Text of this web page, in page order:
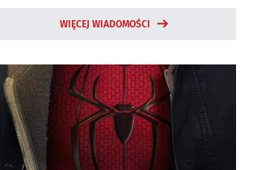
WIĘCEJ WIADOMOŚCI